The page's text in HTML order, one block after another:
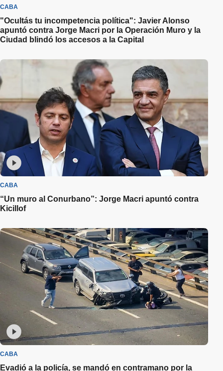
CABA
"Ocultás tu incompetencia política": Javier Alonso
apuntó contra Jorge Macri por la Operación Muro y la
Ciudad blindó los accesos a la Capital
CABA
“Un muro al Conurbano”: Jorge Macri apuntó contra
Kicillof
CABA
Evadió a la policía, se mandó en contramano por la